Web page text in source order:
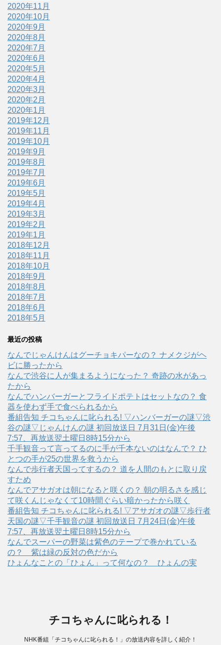
2020年11月
2020年10月
2020年9月
2020年8月
2020年7月
2020年6月
2020年5月
2020年4月
2020年3月
2020年2月
2020年1月
2019年12月
2019年11月
2019年10月
2019年9月
2019年8月
2019年7月
2019年6月
2019年5月
2019年4月
2019年3月
2019年2月
2019年1月
2018年12月
2018年11月
2018年10月
2018年9月
2018年8月
2018年7月
2018年6月
2018年5月
最近の投稿
なんでじゃんけんはグーチョキパーなの？ ナメクジがヘ
ビに勝ったから
なんで渋谷に人が集まるようになった？ 奇跡の水があっ
たから
なんでハンバーガーとフライドポテトはセットなの？ 食
器を使わず手で食べられるから
番組告知 チコちゃんに叱られる! ▽ハンバーガーの謎▽渋
谷の謎▽じゃんけんの謎 初回放送日 7月31日(金)午後
7:57、再放送翌土曜日8時15分から
千手観音って言ってるのに手が千本ないのはなんで？ ひ
とつの手が25の世界を救うから
なんで歩行者天国ってするの？ 道を人間のもとに取り戻
すため
なんでアサガオは朝になると咲くの？ 朝の明るさを感じ
て咲くんじゃなくて10時間ぐらい暗かったから咲く
番組告知 チコちゃんに叱られる! ▽アサガオの謎▽歩行者
天国の謎▽千手観音の謎 初回放送日 7月24日(金)午後
7:57、再放送翌土曜日8時15分から
なんでスーパーの野菜は紫色のテープで巻かれている
の？ 紫は緑の反対の色だから
ひょんなことの「ひょん」って何なの？ ひょんの実
チコちゃんに叱られる！
NHK番組「チコちゃんに叱られる！」の放送内容を詳しく紹介！